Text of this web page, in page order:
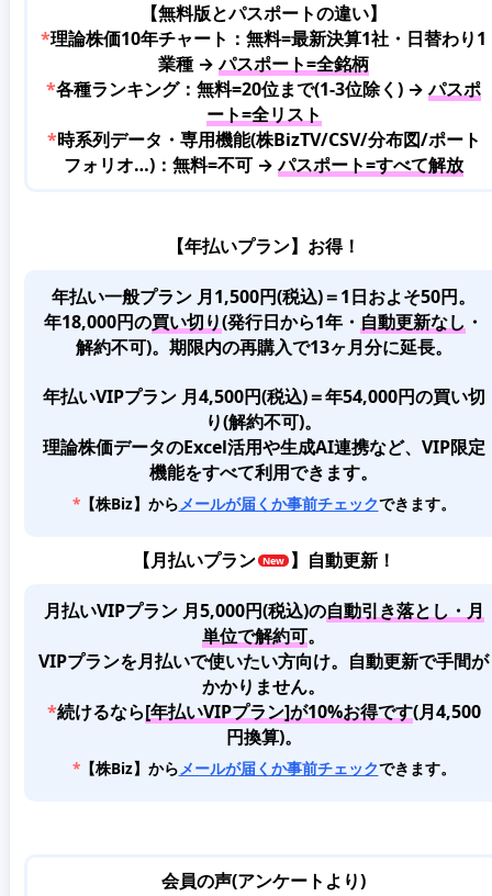
【無料版とパスポートの違い】
*理論株価10年チャート：無料=最新決算1社・日替わり1
業種 →パスポート=全銘柄
*各種ランキング：無料=20位まで(1-3位除く) →パスポ
ート=全リスト
*時系列データ・専用機能(株BizTV/CSV/分布図/ポート
フォリオ…)：無料=不可 →パスポート=すべて解放
【年払いプラン】お得！
年払い一般プラン 月1,500円(税込)＝1日およそ50円。
年18,000円の買い切り(発行日から1年・ 自動更新なし ・
解約不可)。期限内の再購入で13ヶ月分に延長。
年払いVIPプラン 月4,500円(税込)＝年54,000円の買い切
り(解約不可)。
理論株価データのExcel活用や生成AI連携など、VIP限定
機能をすべて利用できます。
*【株Biz】からメールが届くか事前チェックできます。
【月払いプラン 】自動更新！
月払いVIPプラン 月5,000円(税込)の自動引き落とし・月
単位で解約可。
VIPプランを月払いで使いたい方向け。自動更新で手間が
かかりません。
*続けるなら[年払いVIPプラン]が10%お得です(月4,500
円換算)。
*【株Biz】からメールが届くか事前チェックできます。
会員の声(アンケートより)